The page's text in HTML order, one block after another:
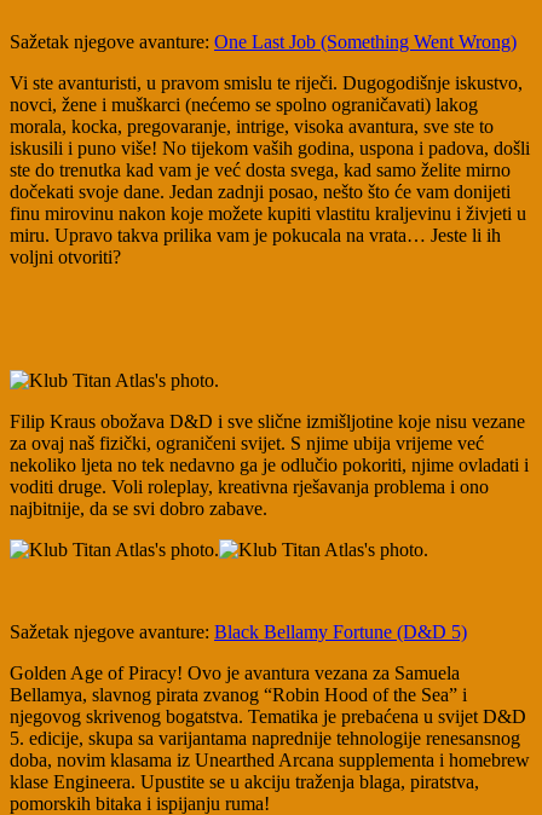
Sažetak njegove avanture: One Last Job (Something Went Wrong)
Vi ste avanturisti, u pravom smislu te riječi. Dugogodišnje iskustvo,
novci, žene i muškarci (nećemo se spolno ograničavati) lakog
morala, kocka, pregovaranje, intrige, visoka avantura, sve ste to
iskusili i puno više! No tijekom vaših godina, uspona i padova, došli
ste do trenutka kad vam je već dosta svega, kad samo želite mirno
dočekati svoje dane. Jedan zadnji posao, nešto što će vam donijeti
finu mirovinu nakon koje možete kupiti vlastitu kraljevinu i živjeti u
miru. Upravo takva prilika vam je pokucala na vrata… Jeste li ih
voljni otvoriti?
Filip Kraus obožava D&D i sve slične izmišljotine koje nisu vezane
za ovaj naš fizički, ograničeni svijet. S njime ubija vrijeme već
nekoliko ljeta no tek nedavno ga je odlučio pokoriti, njime ovladati i
voditi druge. Voli roleplay, kreativna rješavanja problema i ono
najbitnije, da se svi dobro zabave.
Sažetak njegove avanture: Black Bellamy Fortune (D&D 5)
Golden Age of Piracy! Ovo je avantura vezana za Samuela
Bellamya, slavnog pirata zvanog “Robin Hood of the Sea” i
njegovog skrivenog bogatstva. Tematika je prebaćena u svijet D&D
5. edicije, skupa sa varijantama naprednije tehnologije renesansnog
doba, novim klasama iz Unearthed Arcana supplementa i homebrew
klase Engineera. Upustite se u akciju traženja blaga, piratstva,
pomorskih bitaka i ispijanju ruma!